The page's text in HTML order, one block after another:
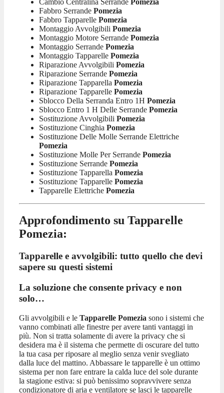
Fabbro Serrande Pomezia
Fabbro Tapparelle Pomezia
Montaggio Avvolgibili Pomezia
Montaggio Motore Serrande Pomezia
Montaggio Serrande Pomezia
Montaggio Tapparelle Pomezia
Riparazione Avvolgibili Pomezia
Riparazione Serrande Pomezia
Riparazione Tapparella Pomezia
Riparazione Tapparelle Pomezia
Sblocco Della Serranda Entro 1H Pomezia
Sblocco Entro 1 H Delle Serrande Pomezia
Sostituzione Avvolgibili Pomezia
Sostituzione Cinghia Pomezia
Sostituzione Delle Molle Serrande Elettriche
Pomezia
Sostituzione Molle Per Serrande Pomezia
Sostituzione Serrande Pomezia
Sostituzione Tapparella Pomezia
Sostituzione Tapparelle Pomezia
Tapparelle Elettriche Pomezia
Approfondimento su Tapparelle
Pomezia:
Tapparelle e avvolgibili: tutto quello che devi
sapere su questi sistemi
La soluzione che consente privacy e non
solo…
Gli avvolgibili e le Tapparelle Pomezia sono i sistemi che
vanno combinati alle finestre per avere tanti vantaggi in
più. Non si tratta solamente di avere la privacy che si
desidera ma è il sistema che permette di oscurare del tutto
la tua casa per riposare al meglio senza venir svegliato
dalla luce del mattino. Abbassare le tapparelle è un ottimo
sistema per non fare entrare la calda luce del sole durante
la stagione estiva: si può benissimo sopravvivere senza
condizionatore di aria e ventilatore se lasci le tapparelle